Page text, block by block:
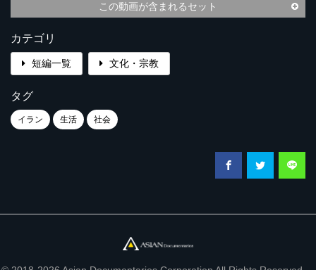
この動画が含まれるセット
カテゴリ
短編一覧 文化・宗教
タグ
イラン 生活 社会